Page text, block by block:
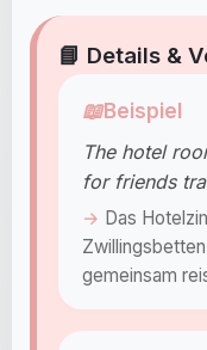
📘 Details &
📖Beispiel
The hotel
for friends
Das
gemeinsam